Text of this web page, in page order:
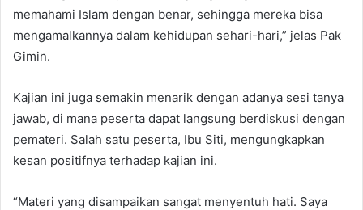
memahami Islam dengan benar, sehingga mereka bisa
mengamalkannya dalam kehidupan sehari-hari,” jelas Pak
Gimin.
Kajian ini juga semakin menarik dengan adanya sesi tanya
jawab, di mana peserta dapat langsung berdiskusi dengan
pemateri. Salah satu peserta, Ibu Siti, mengungkapkan
kesan positifnya terhadap kajian ini.
“Materi yang disampaikan sangat menyentuh hati. Saya